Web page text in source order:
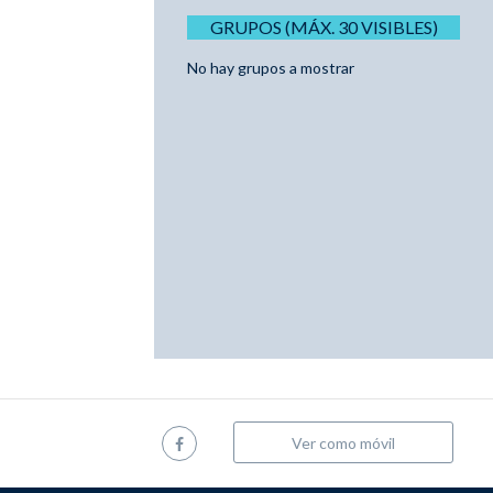
GRUPOS (MÁX. 30 VISIBLES)
No hay grupos a mostrar